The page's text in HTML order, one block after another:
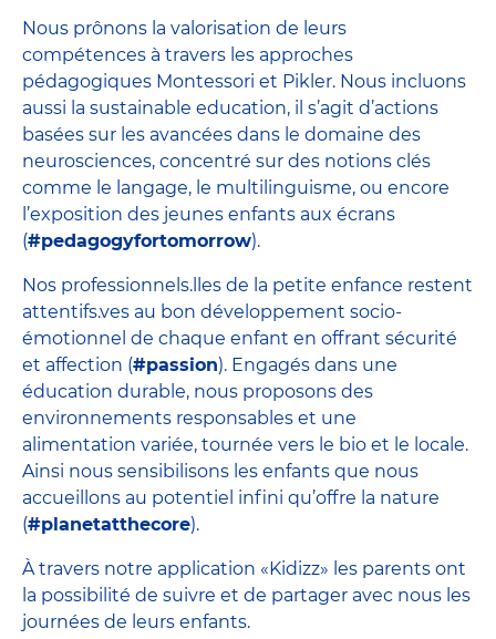
Nous prônons la valorisation de leurs
compétences à travers les approches
pédagogiques Montessori et Pikler. Nous incluons
aussi la sustainable education, il s’agit d’actions
basées sur les avancées dans le domaine des
neurosciences, concentré sur des notions clés
comme le langage, le multilinguisme, ou encore
l’exposition des jeunes enfants aux écrans
(#pedagogyfortomorrow).
Nos professionnels.lles de la petite enfance restent
attentifs.ves au bon développement socio-
émotionnel de chaque enfant en offrant sécurité
et affection (#passion). Engagés dans une
éducation durable, nous proposons des
environnements responsables et une
alimentation variée, tournée vers le bio et le locale.
Ainsi nous sensibilisons les enfants que nous
accueillons au potentiel infini qu’offre la nature
(#planetatthecore).
À travers notre application «Kidizz» les parents ont
la possibilité de suivre et de partager avec nous les
journées de leurs enfants.